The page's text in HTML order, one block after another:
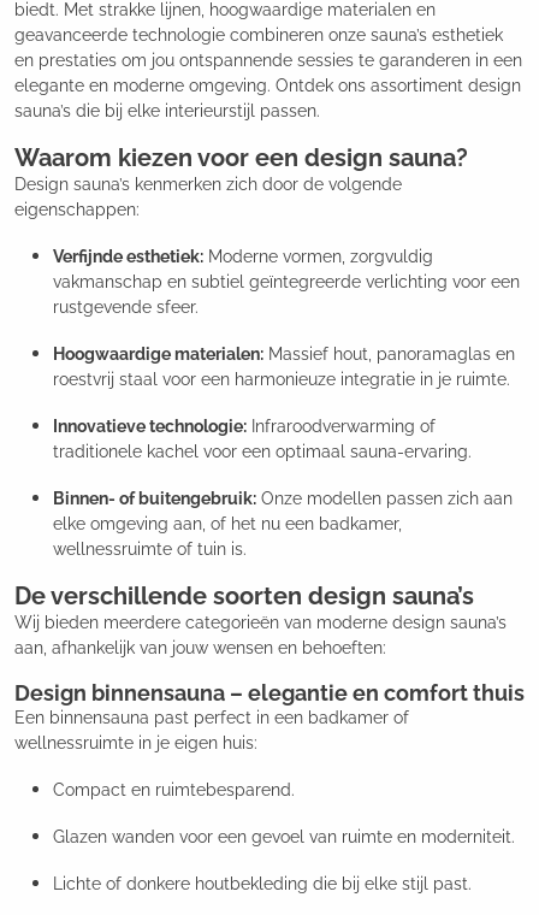
biedt. Met strakke lijnen, hoogwaardige materialen en
geavanceerde technologie combineren onze sauna’s esthetiek
en prestaties om jou ontspannende sessies te garanderen in een
elegante en moderne omgeving. Ontdek ons assortiment design
sauna’s die bij elke interieurstijl passen.
Waarom kiezen voor een design sauna?
Design sauna’s kenmerken zich door de volgende
eigenschappen:
Verfijnde esthetiek: Moderne vormen, zorgvuldig
vakmanschap en subtiel geïntegreerde verlichting voor een
rustgevende sfeer.
Hoogwaardige materialen: Massief hout, panoramaglas en
roestvrij staal voor een harmonieuze integratie in je ruimte.
Innovatieve technologie: Infraroodverwarming of
traditionele kachel voor een optimaal sauna-ervaring.
Binnen- of buitengebruik: Onze modellen passen zich aan
elke omgeving aan, of het nu een badkamer,
wellnessruimte of tuin is.
De verschillende soorten design sauna’s
Wij bieden meerdere categorieën van moderne design sauna’s
aan, afhankelijk van jouw wensen en behoeften:
Design binnensauna – elegantie en comfort thuis
Een binnensauna past perfect in een badkamer of
wellnessruimte in je eigen huis:
Compact en ruimtebesparend.
Glazen wanden voor een gevoel van ruimte en moderniteit.
Lichte of donkere houtbekleding die bij elke stijl past.